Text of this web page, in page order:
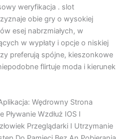
weryfikacja . slot
obie gry o wysokiej
esej nabrzmiałych, w
w wypłaty i opcje o niskiej
preferują spójne, kieszonkowe
flirtuje moda i kierunek
Wędrowny Strona
Pływanie Wzdłuż IOS I
Przeglądarki I Utrzymanie